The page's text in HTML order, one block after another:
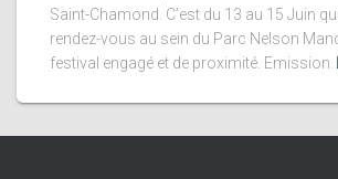
Saint-Chamond. C’est du 13 au 15 Juin
rendez-vous au sein du Parc Nelson
festival engagé et de proximité. Emission